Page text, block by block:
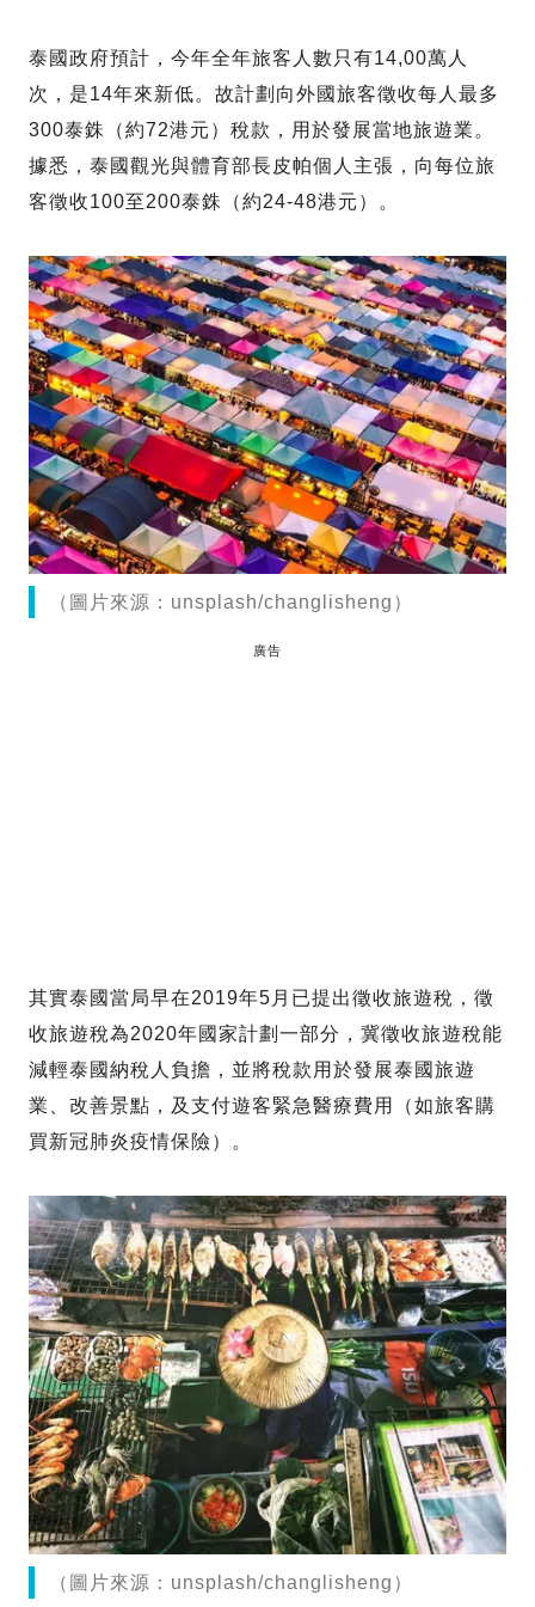
泰國政府預計，今年全年旅客人數只有14,00萬人
次，是14年來新低。故計劃向外國旅客徵收每人最多
300泰銖（約72港元）稅款，用於發展當地旅遊業。
據悉，泰國觀光與體育部長皮帕個人主張，向每位旅
客徵收100至200泰銖（約24-48港元）。
（圖片來源：unsplash/changlisheng）
廣告
其實泰國當局早在2019年5月已提出徵收旅遊稅，徵
收旅遊稅為2020年國家計劃一部分，冀徵收旅遊稅能
減輕泰國納稅人負擔，並將稅款用於發展泰國旅遊
業、改善景點，及支付遊客緊急醫療費用（如旅客購
買新冠肺炎疫情保險）。
（圖片來源：unsplash/changlisheng）